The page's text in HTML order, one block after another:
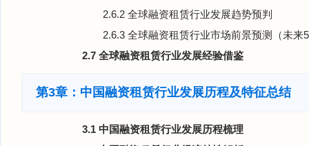
2.6.2 全球融资租赁行业发展趋势预判
2.6.3 全球融资租赁行业市场前景预测（未来5
2.7 全球融资租赁行业发展经验借鉴
第3章：中国融资租赁行业发展历程及特征总结
3.1 中国融资租赁行业发展历程梳理